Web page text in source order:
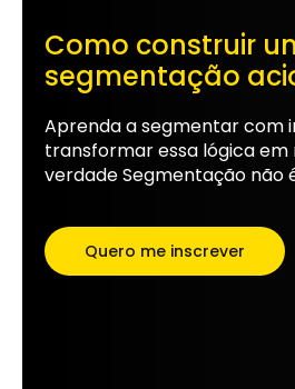
Como construir
segmentação
Aprenda a segmentar com
transformar essa lógica em
verdade Segmentação não
Quero me inscrever